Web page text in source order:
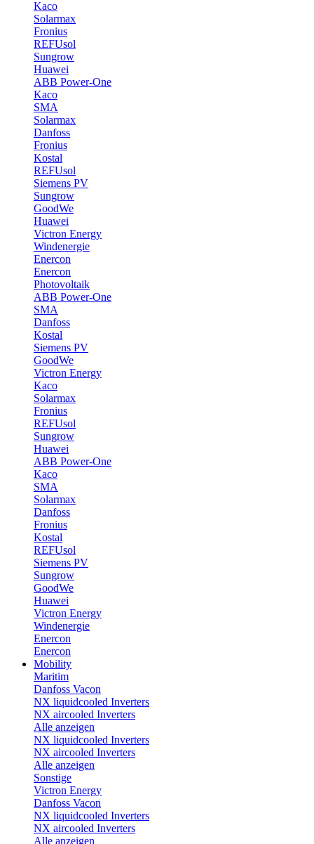
Kaco
Solarmax
Fronius
REFUsol
Sungrow
Huawei
ABB Power-One
Kaco
SMA
Solarmax
Danfoss
Fronius
Kostal
REFUsol
Siemens PV
Sungrow
GoodWe
Huawei
Victron Energy
Windenergie
Enercon
Enercon
Photovoltaik
ABB Power-One
SMA
Danfoss
Kostal
Siemens PV
GoodWe
Victron Energy
Kaco
Solarmax
Fronius
REFUsol
Sungrow
Huawei
ABB Power-One
Kaco
SMA
Solarmax
Danfoss
Fronius
Kostal
REFUsol
Siemens PV
Sungrow
GoodWe
Huawei
Victron Energy
Windenergie
Enercon
Enercon
Mobility
Maritim
Danfoss Vacon
NX liquidcooled Inverters
NX aircooled Inverters
Alle anzeigen
NX liquidcooled Inverters
NX aircooled Inverters
Alle anzeigen
Sonstige
Victron Energy
Danfoss Vacon
NX liquidcooled Inverters
NX aircooled Inverters
Alle anzeigen